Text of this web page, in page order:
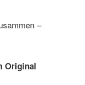
–
Original